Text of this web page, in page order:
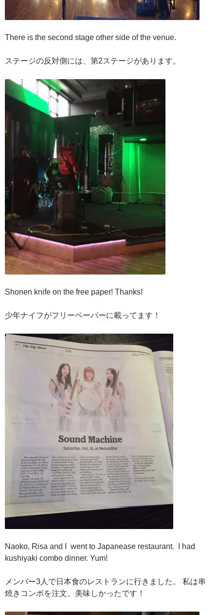
There is the second stage other side of the venue.
ステージの反対側には、第2ステージがあります。
Shonen knife on the free paper! Thanks!
少年ナイフがフリーペーパーに載ってます！
Naoko, Risa and I went to Japanease restaurant. I had
kushiyaki combo dinner. Yum!
メンバー3人で日本食のレストランに行きました。 私は串
焼きコンボを注文。美味しかったです！